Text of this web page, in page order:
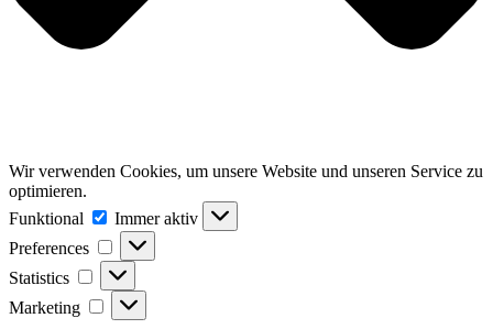
Wir verwenden Cookies, um unsere Website und unseren Service zu
optimieren.
Funktional
Funktional
Immer aktiv
Preferences
Preferences
Statistics Statistics
Marketing Marketing